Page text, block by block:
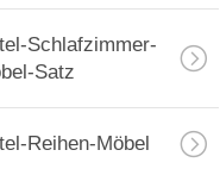
Schlafzimmer-
Satz
Reihen-Möbel